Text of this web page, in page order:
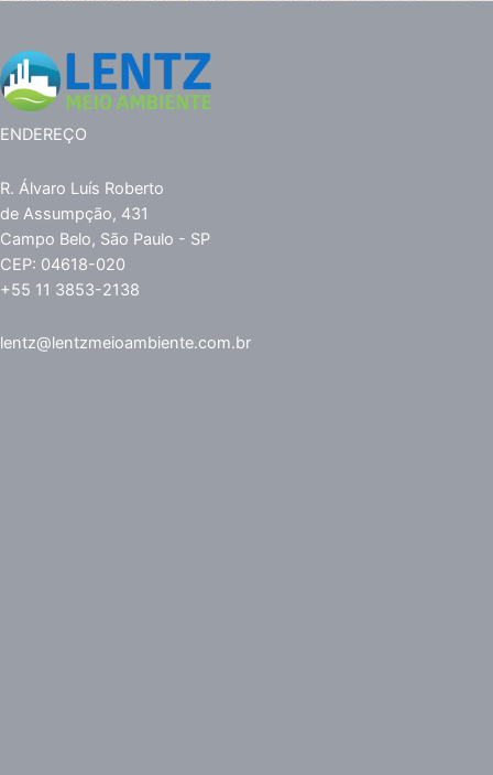
ENDEREÇO
R. Álvaro Luís Roberto
de Assumpção, 431
Campo Belo, São Paulo - SP
CEP: 04618-020
+55 11 3853-2138
lentz@lentzmeioambiente.com.br